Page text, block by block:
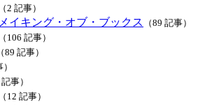
（2 記事）
イキング・オブ・ブックス （89 記事）
（106 記事）
（89 記事）
事）
（12 記事）